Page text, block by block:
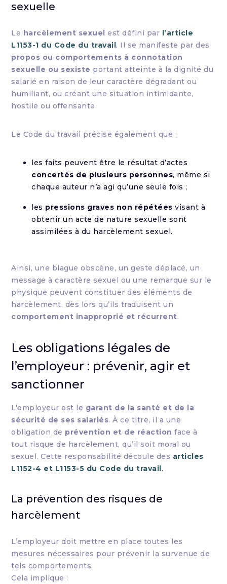
sexuelle
Le harcèlement sexuel est défini par l’article
L1153-1 du Code du travail. Il se manifeste par des
propos ou comportements à connotation
sexuelle ou sexiste portant atteinte à la dignité du
salarié en raison de leur caractère dégradant ou
humiliant, ou créant une situation intimidante,
hostile ou offensante.
Le Code du travail précise également que :
les faits peuvent être le résultat d’actes
concertés de plusieurs personnes, même si
chaque auteur n’a agi qu’une seule fois ;
les pressions graves non répétées visant à
obtenir un acte de nature sexuelle sont
assimilées à du harcèlement sexuel.
Ainsi, une blague obscène, un geste déplacé, un
message à caractère sexuel ou une remarque sur le
physique peuvent constituer des éléments de
harcèlement, dès lors qu’ils traduisent un
comportement inapproprié et récurrent.
Les obligations légales de
l’employeur : prévenir, agir et
sanctionner
L’employeur est le garant de la santé et de la
sécurité de ses salariés. À ce titre, il a une
obligation de prévention et de réaction face à
tout risque de harcèlement, qu’il soit moral ou
sexuel. Cette responsabilité découle des articles
L1152-4 et L1153-5 du Code du travail.
La prévention des risques de
harcèlement
L’employeur doit mettre en place toutes les
mesures nécessaires pour prévenir la survenue de
tels comportements.
Cela implique :